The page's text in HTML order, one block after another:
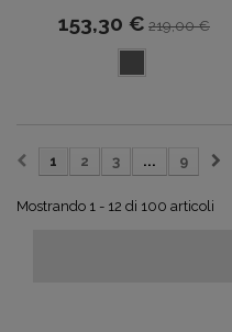
153,30 € 219,00 €
1 2 3 ... 9
Mostrando 1 - 12 di 100 articoli